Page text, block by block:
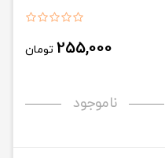
255,000 تومان
ناموجود